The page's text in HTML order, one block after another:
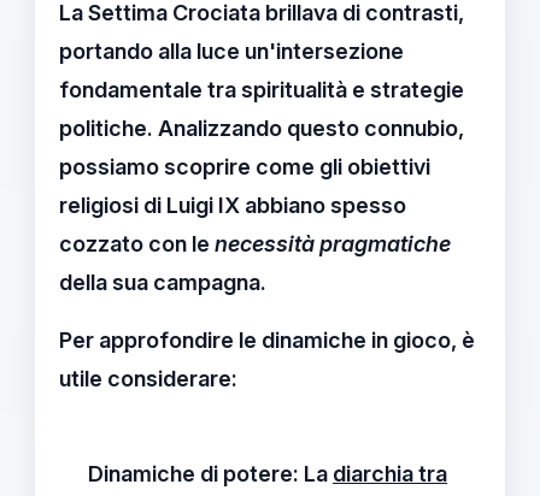
LaSettima Crociata brillava di contrasti,
portando alla luce un'intersezione
fondamentale traspiritualità e strategie
politiche. Analizzando questo connubio,
possiamo scoprire come gli obiettivi
religiosi di Luigi IX abbiano spesso
cozzato con le necessità pragmatiche
della sua campagna.
Per approfondire le dinamiche in gioco, è
utile considerare:
Dinamiche di potere: La diarchia tra